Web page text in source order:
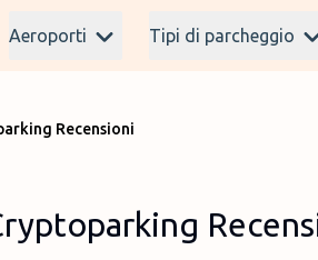
Aeroporti Tipi di parcheggio
Recensioni